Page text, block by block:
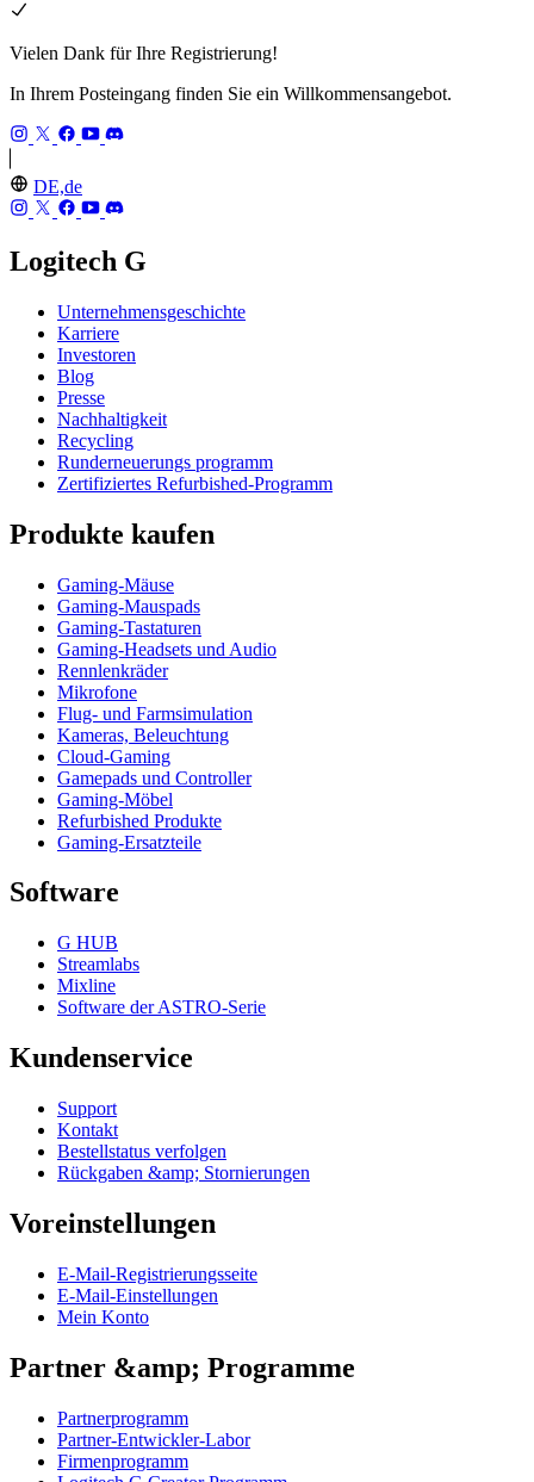
Vielen Dank für Ihre Registrierung!
In Ihrem Posteingang finden Sie ein Willkommensangebot.
DE,de
Logitech G
Unternehmensgeschichte
Karriere
Investoren
Blog
Presse
Nachhaltigkeit
Recycling
Runderneuerungs programm
Zertifiziertes Refurbished-Programm
Produkte kaufen
Gaming-Mäuse
Gaming-Mauspads
Gaming-Tastaturen
Gaming-Headsets und Audio
Rennlenkräder
Mikrofone
Flug- und Farmsimulation
Kameras, Beleuchtung
Cloud-Gaming
Gamepads und Controller
Gaming-Möbel
Refurbished Produkte
Gaming-Ersatzteile
Software
G HUB
Streamlabs
Mixline
Software der ASTRO-Serie
Kundenservice
Support
Kontakt
Bestellstatus verfolgen
Rückgaben &amp; Stornierungen
Voreinstellungen
E-Mail-Registrierungsseite
E-Mail-Einstellungen
Mein Konto
Partner &amp; Programme
Partnerprogramm
Partner-Entwickler-Labor
Firmenprogramm